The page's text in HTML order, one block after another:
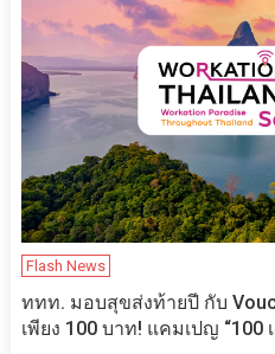
Flash News
ททท. มอบสุขส่งท้ายปี กับ
เพียง 100 บาท! แคมเปญ “100